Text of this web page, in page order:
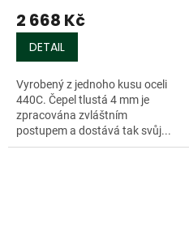
2 668 Kč
DETAIL
Vyrobený z jednoho kusu oceli
440C. Čepel tlustá 4 mm je
zpracována zvláštním
postupem a dostává tak svůj...